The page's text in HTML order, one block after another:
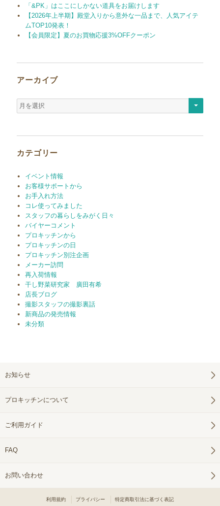
「&PK」はここにしかない道具をお届けします
【2026年上半期】殿堂入りから意外な一品まで、人気アイテ
ムTOP10発表！
【会員限定】夏のお買物応援3%OFFクーポン
アーカイブ
ア
ー
カテゴリー
イベント情報
お客様サポートから
お手入れ方法
コレ使ってみました
スタッフの暮らしをみがく日々
バイヤーコメント
プロキッチンから
プロキッチンの日
プロキッチン別注企画
メーカー訪問
再入荷情報
干し野菜研究家 廣田有希
店長ブログ
撮影スタッフの撮影裏話
新商品の発売情報
未分類
お知らせ
プロキッチンについて
ご利用ガイド
FAQ
お問い合わせ
利用規約 プライバシー 特定商取引法に基づく表記